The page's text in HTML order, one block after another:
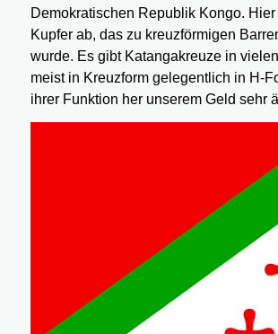
Demokratischen Republik Kongo. Hier
Kupfer ab, das zu kreuzförmigen
wurde. Es gibt Katangakreuze in
meist in Kreuzform gelegentlich in H-
ihrer Funktion her unserem Geld sehr